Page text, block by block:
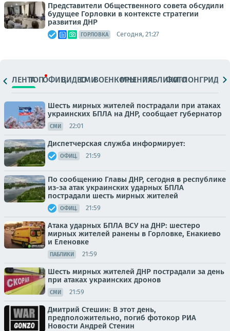
Представители Общественного совета обсудили
будущее Горловки в контексте стратегии
развития ДНР
ГОРЛОВКА Сегодня, 21:27
ЛЕНТАТОПОФИЦ.ВИДЕОСМИВОЕНКОРЫМНЕНИЯПАБЛИКИ
ФОТОЛОНГРИДЫ
Шесть мирных жителей пострадали при атаках
украинских БПЛА на ДНР, сообщает губернатор
СМИ 22:01
Диспетчерская служба информирует:
ОФИЦ. 21:59
По сообщению Главы ДНР, сегодня в республике
из-за атак украинских ударных БПЛА
пострадали шесть мирных жителей
ОФИЦ. 21:59
Атака ударных БПЛА ВСУ на ДНР: шестеро
мирных жителей ранены в Горловке, Енакиево
и Еленовке
ПАБЛИКИ 21:59
Шесть мирных жителей ДНР пострадали за день
при атаках украинских дронов
СМИ 21:59
Дмитрий Стешин: В этот день,
предположительно, погиб фотокор РИА
Новости Андрей Стенин